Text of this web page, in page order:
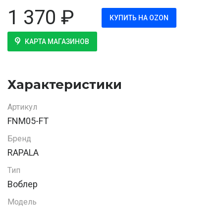
1 370 ₽ КУПИТЬ НА OZON
КАРТА МАГАЗИНОВ
Характеристики
Артикул
FNM05-FT
Бренд
RAPALA
Тип
Воблер
Модель